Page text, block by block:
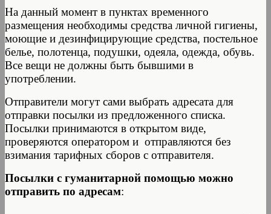
На данный момент в пунктах временного
размещения необходимы средства личной гигиены,
моющие и дезинфицирующие средства, постельное
белье, полотенца, подушки, одеяла, одежда, обувь.
Все вещи не должны быть бывшими в
употреблении.
Отправители могут сами выбрать адресата для
отправки посылки из предложенного списка.
Посылки принимаются в открытом виде,
проверяются оператором и отправляются без
взимания тарифных сборов с отправителя.
Посылки с гуманитарной помощью можно
отправить по адресам: